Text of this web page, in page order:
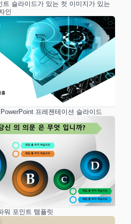
트 슬라이드가 있는 컷 이미지가 있는
인
프레젠테이션 슬라이드
워 포인트 템플릿